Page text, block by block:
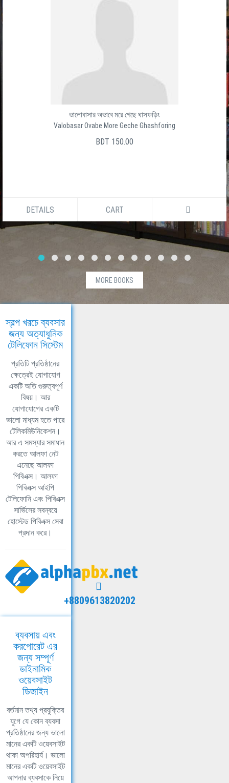
ভালোবাসার অভাবে মরে গেছে ঘাসফড়িং
Valobasar Ovabe More Geche Ghashforing
BDT 150.00
DETAILS CART
MORE BOOKS
স্বল্প খরচে ব্যবসার
জন্য অত্যাধুনিক
টেলিফোন সিস্টেম
প্রতিটি প্রতিষ্ঠানের
ক্ষেত্রেই যোগাযোগ
একটি অতি গুরুত্বপূর্ণ
বিষয়। আর
যোগাযোগের একটি
ভালো মাধ্যম হতে পারে
টেলিকমিউনিকেশন।
আর এ সমস্যার সমাধান
করতে আলফা নেট
এনেছে আলফা
পিবিএক্স। আলফা
পিবিএক্স আইপি
টেলিফোনি এবং পিবিএক্স
সার্ভিসের সবন্বয়ে
হোস্টেড পিবিএক্স সেবা
প্রদান করে।
+8809613820202
ব্যবসায় এবং
করপোরেট এর
জন্য সম্পূর্ণ
ডাইনামিক
ওয়েবসাইট
ডিজাইন
বর্তমান তথ্য প্রযুক্তির
যুগে যে কোন ব্যবসা
প্রতিষ্ঠানের জন্য ভালো
মানের একটি ওয়েবসাইট
থাকা অপরিহার্য। ভালো
মানের একটি ওয়েবসাইট
আপনার ব্যবসাকে নিয়ে